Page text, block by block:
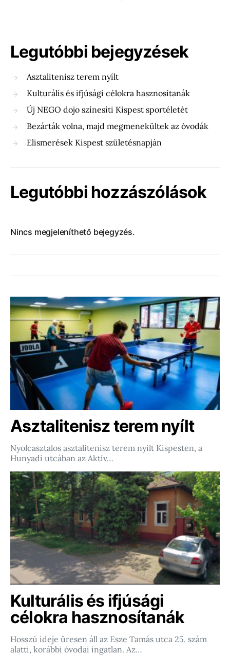
Legutóbbi bejegyzések
Asztalitenisz terem nyílt
Kulturális és ifjúsági célokra hasznosítanák
Új NEGO dojo színesíti Kispest sportéletét
Bezárták volna, majd megmenekültek az óvodák
Elismerések Kispest születésnapján
Legutóbbi hozzászólások
Nincs megjeleníthető bejegyzés.
Asztalitenisz terem nyílt
Nyolcasztalos asztalitenisz terem nyílt Kispesten, a
Hunyadi utcában az Aktív…
Kulturális és ifjúsági
célokra hasznosítanák
Hosszú ideje üresen áll az Esze Tamás utca 25. szám
alatti, korábbi óvodai ingatlan. Az…